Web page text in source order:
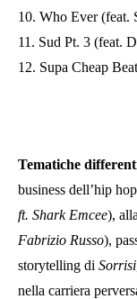
10. Who Ever (feat.
11. Sud Pt. 3 (feat.
12. Supa Cheap
Tematiche
business dell’hip
ft. Shark Emcee),
Fabrizio Russo),
storytelling di Sorrisi
nella carriera